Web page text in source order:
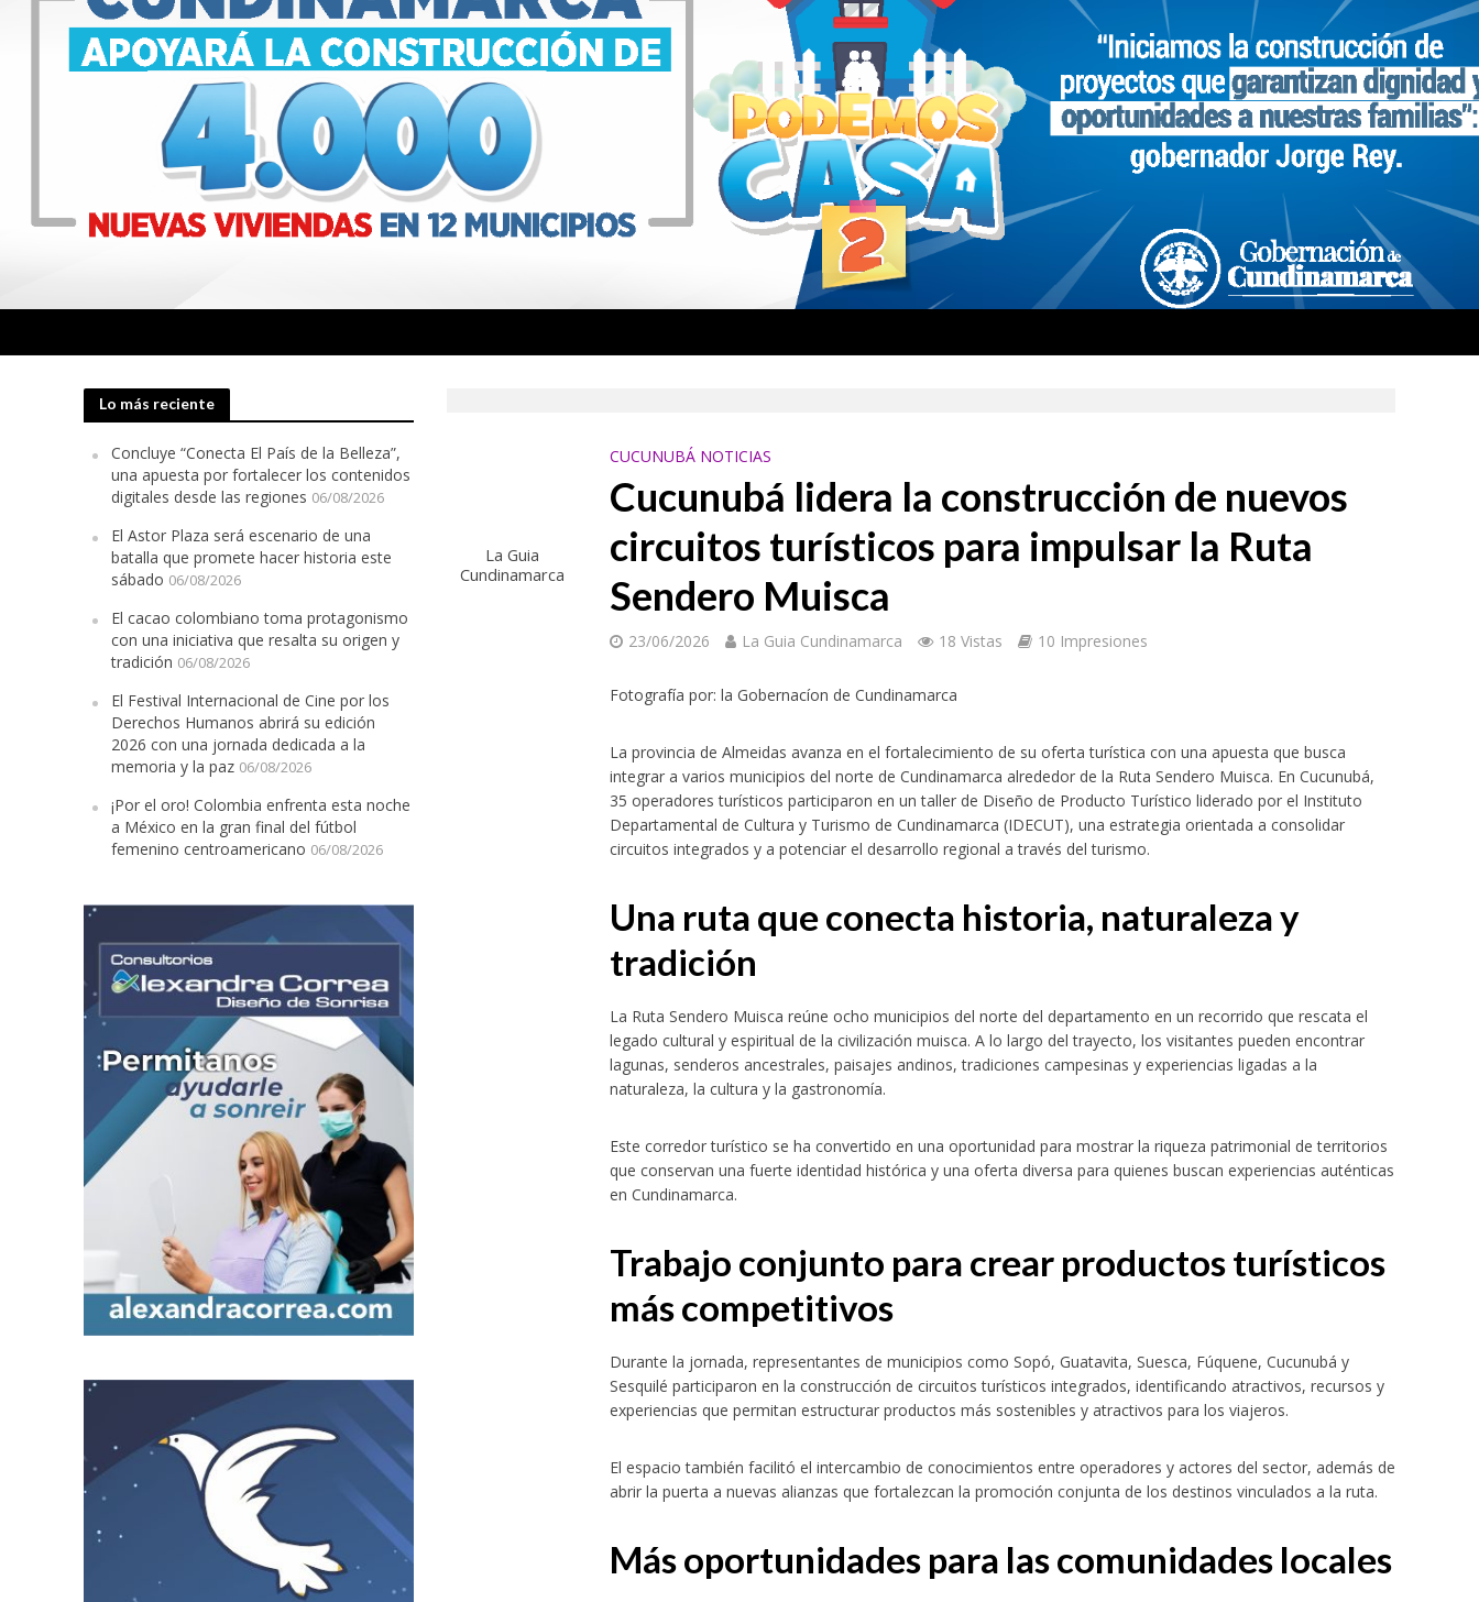
Lo más reciente
Concluye “Conecta El País de la Belleza”,
una apuesta por fortalecer los contenidos
digitales desde las regiones 06/08/2026
El Astor Plaza será escenario de una
batalla que promete hacer historia este
sábado 06/08/2026
El cacao colombiano toma protagonismo
con una iniciativa que resalta su origen y
tradición 06/08/2026
El Festival Internacional de Cine por los
Derechos Humanos abrirá su edición
2026 con una jornada dedicada a la
memoria y la paz 06/08/2026
¡Por el oro! Colombia enfrenta esta noche
a México en la gran final del fútbol
femenino centroamericano 06/08/2026
La Guia
Cundinamarca
CUCUNUBÁ NOTICIAS
Cucunubá lidera la construcción de nuevos
circuitos turísticos para impulsar la Ruta
Sendero Muisca
23/06/2026 La Guia Cundinamarca 18 Vistas 10 Impresiones
Fotografía por: la Gobernacíon de Cundinamarca
La provincia de Almeidas avanza en el fortalecimiento de su oferta turística con una apuesta que busca
integrar a varios municipios del norte de Cundinamarca alrededor de la Ruta Sendero Muisca. En Cucunubá,
35 operadores turísticos participaron en un taller de Diseño de Producto Turístico liderado por el Instituto
Departamental de Cultura y Turismo de Cundinamarca (IDECUT), una estrategia orientada a consolidar
circuitos integrados y a potenciar el desarrollo regional a través del turismo.
Una ruta que conecta historia, naturaleza y
tradición
La Ruta Sendero Muisca reúne ocho municipios del norte del departamento en un recorrido que rescata el
legado cultural y espiritual de la civilización muisca. A lo largo del trayecto, los visitantes pueden encontrar
lagunas, senderos ancestrales, paisajes andinos, tradiciones campesinas y experiencias ligadas a la
naturaleza, la cultura y la gastronomía.
Este corredor turístico se ha convertido en una oportunidad para mostrar la riqueza patrimonial de territorios
que conservan una fuerte identidad histórica y una oferta diversa para quienes buscan experiencias auténticas
en Cundinamarca.
Trabajo conjunto para crear productos turísticos
más competitivos
Durante la jornada, representantes de municipios como Sopó, Guatavita, Suesca, Fúquene, Cucunubá y
Sesquilé participaron en la construcción de circuitos turísticos integrados, identificando atractivos, recursos y
experiencias que permitan estructurar productos más sostenibles y atractivos para los viajeros.
El espacio también facilitó el intercambio de conocimientos entre operadores y actores del sector, además de
abrir la puerta a nuevas alianzas que fortalezcan la promoción conjunta de los destinos vinculados a la ruta.
Más oportunidades para las comunidades locales